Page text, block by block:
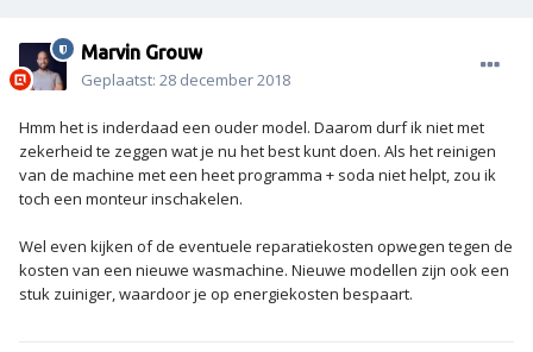
Marvin Grouw
Geplaatst: 28 december 2018
Hmm het is inderdaad een ouder model. Daarom durf ik niet met
zekerheid te zeggen wat je nu het best kunt doen. Als het reinigen
van de machine met een heet programma + soda niet helpt, zou ik
toch een monteur inschakelen.
Wel even kijken of de eventuele reparatiekosten opwegen tegen de
kosten van een nieuwe wasmachine. Nieuwe modellen zijn ook een
stuk zuiniger, waardoor je op energiekosten bespaart.